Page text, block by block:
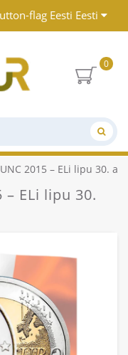
Eesti
0
2015 – ELi lipu 30.
ELi lipu 30.